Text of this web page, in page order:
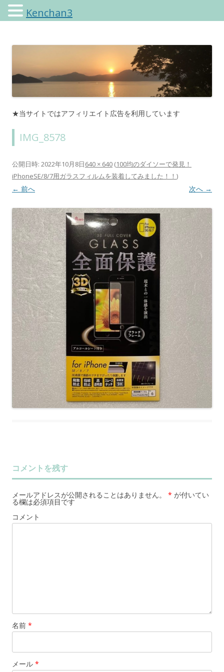
けんちゃんさんのブログ
★当サイトではアフィリエイト広告を利用しています
IMG_8578
公開日時: 2022年10月8日640 × 640 (100均のダイソーで発見！
iPhoneSE/8/7用ガラスフィルムを装着してみました！！ )
← 前へ 次へ →
コメントを残す
メールアドレスが公開されることはありません。 * が付いてい
る欄は必須項目です
コメント
名前 *
メール *
Kenchan3